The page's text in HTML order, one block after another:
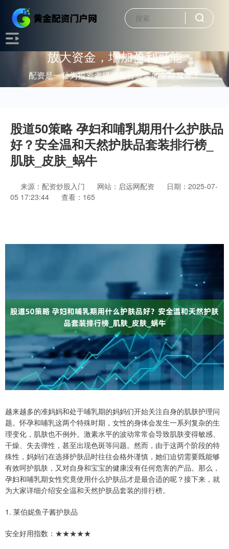
放大资金，增加盈利可能
配资是一种为投资者提供杠杆资金的金融服务！
股道50策略 孕妇和哺乳期用什么护肤品
好？安全温和天然护肤品套装排行榜_
肌肤_皮肤_蜗牛
来源：配资炒股入门 网站：启远网配资
日期：2025-07-
05 17:23:44
查看：165
越来越多的准妈妈和处于哺乳期的妈妈们开始关注自身的肌肤护理问
题。怀孕和哺乳这两个特殊时期，女性的身体会发生一系列复杂的生
理变化，肌肤也不例外。激素水平的波动常常会导致肌肤变得敏感、
干燥、失去弹性，甚至出现色斑等问题。然而，由于这两个阶段的特
殊性，妈妈们在选择护肤品时往往会格外谨慎，她们迫切需要既能够
有效呵护肌肤，又对自身和宝宝的健康没有任何危害的产品。那么，
孕妇和哺乳期女性究竟使用什么护肤品才是最合适的呢？接下来，就
为大家详细介绍安全温和天然护肤品套装的排行榜。
1. 莱伯妮鱼子酱护肤品
安全好用指数：★★★★★